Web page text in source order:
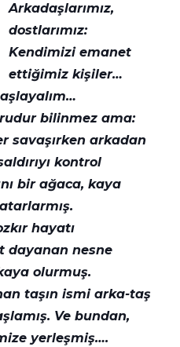
Arkadaşlarımız,
dostlarımız:
Kendimizi emanet
ettiğimiz kişiler…
bilinmez ama:
savaşırken arkadan
kontrol
bir ağaca, kaya
hayatı
dayanan nesne
olurmuş.
taşın ismi arka-taş
Ve bundan,
yerleşmiş….